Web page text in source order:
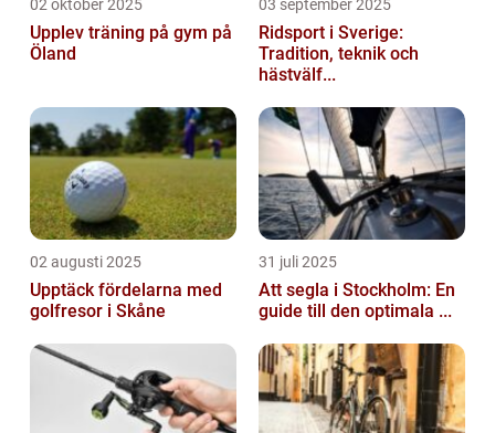
02 oktober 2025
Upplev träning på gym på
Öland
03 september 2025
Ridsport i Sverige:
Tradition, teknik och
hästvälf...
02 augusti 2025
Upptäck fördelarna med
golfresor i Skåne
31 juli 2025
Att segla i Stockholm: En
guide till den optimala ...